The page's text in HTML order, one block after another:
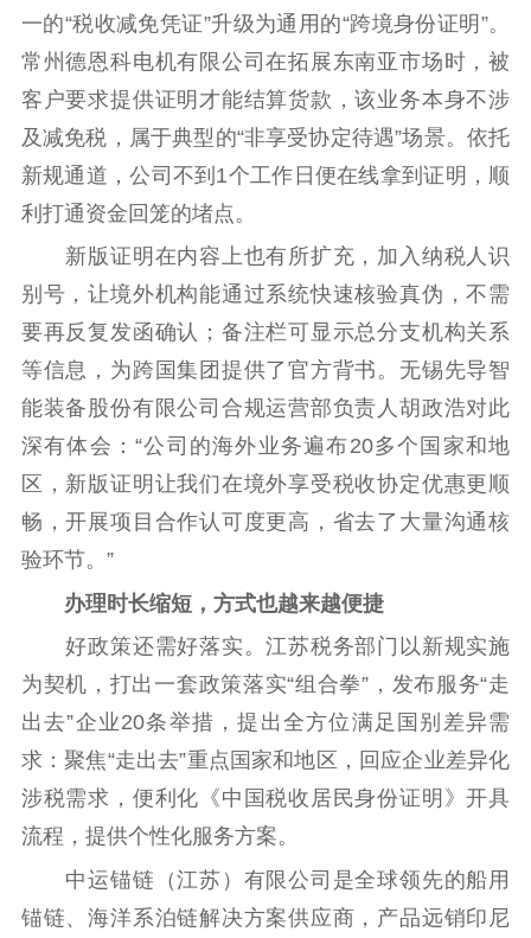
扫黄打非
电影工作
电影创作 电影市场
机关党建
党建要闻 学习在线
文化人才
紫金人才 职称评审
数据资源
公共服务
新时代公民素养
提升资源库
新闻出版
作品著作权
科研创新
智库服务
统计分析
审读服务
案管理系统
电影
服务
理论宣讲
共建共享平台
政工继续教育学
习平台
责任编辑注册
业务申报系统
一的“税收减免凭证”升级为通用的“跨境身份证明”。
常州德恩科电机有限公司在拓展东南亚市场时，被
客户要求提供证明才能结算货款，该业务本身不涉
及减免税，属于典型的“非享受协定待遇”场景。依托
新规通道，公司不到1个工作日便在线拿到证明，顺
利打通资金回笼的堵点。
新版证明在内容上也有所扩充，加入纳税人识
别号，让境外机构能通过系统快速核验真伪，不需
要再反复发函确认；备注栏可显示总分支机构关系
等信息，为跨国集团提供了官方背书。无锡先导智
能装备股份有限公司合规运营部负责人胡政浩对此
深有体会：“公司的海外业务遍布20多个国家和地
区，新版证明让我们在境外享受税收协定优惠更顺
畅，开展项目合作认可度更高，省去了大量沟通核
验环节。”
办理时长缩短，方式也越来越便捷
好政策还需好落实。江苏税务部门以新规实施
为契机，打出一套政策落实“组合拳”，发布服务“走
出去”企业20条举措，提出全方位满足国别差异需
求：聚焦“走出去”重点国家和地区，回应企业差异化
涉税需求，便利化《中国税收居民身份证明》开具
流程，提供个性化服务方案。
中运锚链（江苏）有限公司是全球领先的船用
锚链、海洋系泊链解决方案供应商，产品远销印尼